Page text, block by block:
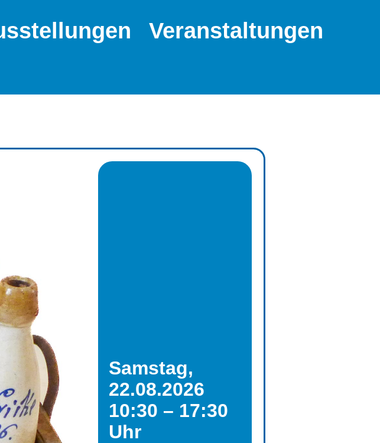
Veranstaltungen
Samstag,
22.08.2026
10:30 – 17:30
Uhr